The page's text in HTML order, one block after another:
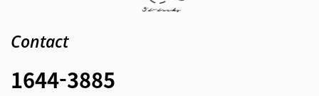
Contact
1644-3885